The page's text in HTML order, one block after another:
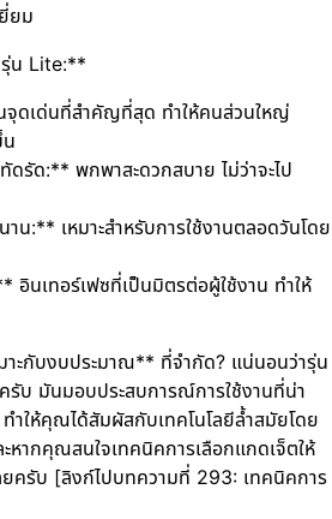
ยม
น Lite:**
จุดเด่นที่สำคัญที่สุด ทำให้คนส่วนใหญ่
น
ดรัด:** พกพาสะดวกสบาย ไม่ว่าจะไป
น:** เหมาะสำหรับการใช้งานตลอดวันโดย
อินเทอร์เฟซที่เป็นมิตรต่อผู้ใช้งาน ทำให้
ะกับงบประมาณ** ที่จำกัด? แน่นอนว่ารุ่น
บ มันมอบประสบการณ์การใช้งานที่น่า
ทำให้คุณได้สัมผัสกับเทคโนโลยีล้ำสมัยโดย
หากคุณสนใจเทคนิคการเลือกแกดเจ็ตให้
ครับ [ลิงก์ไปบทความที่ 293: เทคนิคการ